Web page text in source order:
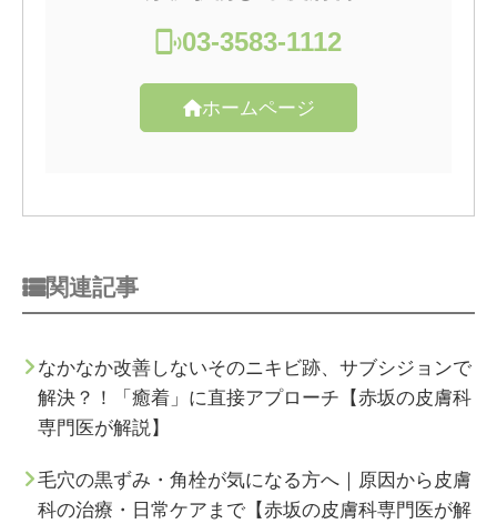
03-3583-1112
ホームページ
関連記事
なかなか改善しないそのニキビ跡、サブシジョンで
解決？！「癒着」に直接アプローチ【赤坂の皮膚科
専門医が解説】
毛穴の黒ずみ・角栓が気になる方へ｜原因から皮膚
科の治療・日常ケアまで【赤坂の皮膚科専門医が解